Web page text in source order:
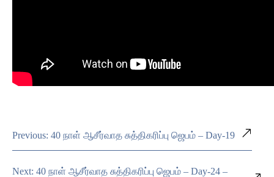
Previous: 40 நாள் ஆசீர்வாத சுத்திகரிப்பு ஜெபம் – Day-19
Next: 40 நாள் ஆசீர்வாத சுத்திகரிப்பு ஜெபம் – Day-24 –